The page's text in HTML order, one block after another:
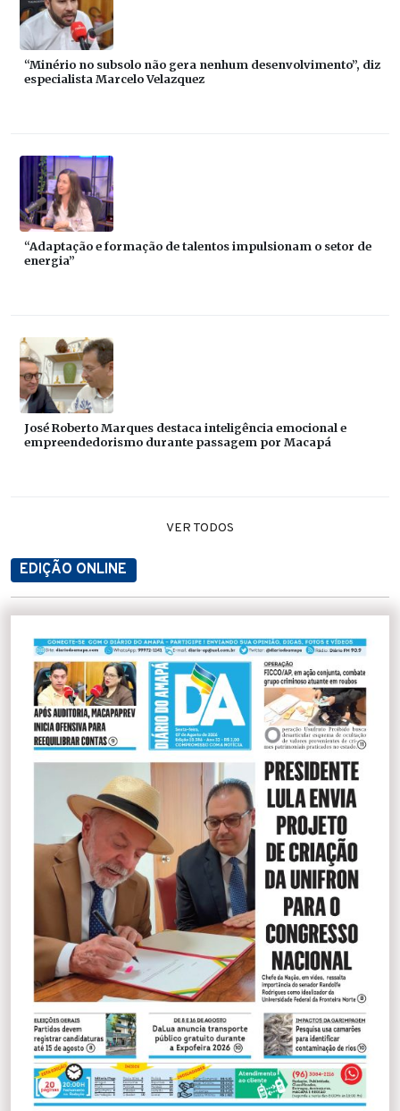
“Minério no subsolo não gera nenhum desenvolvimento”, diz
especialista Marcelo Velazquez
“Adaptação e formação de talentos impulsionam o setor de
energia”
José Roberto Marques destaca inteligência emocional e
empreendedorismo durante passagem por Macapá
VER TODOS
EDIÇÃO ONLINE